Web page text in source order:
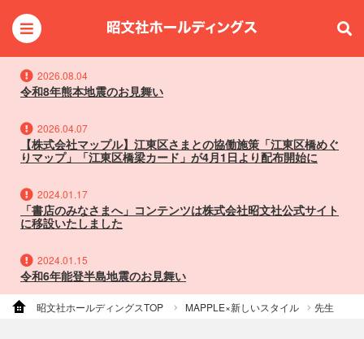
2026.08.04
令和8年熊本地震のお見舞い
2026.04.07
【株式会社マップル】江東区さまとの協働施策「江東区橋めぐ
りマップ」「江東区橋梁カード」が4月1日より配布開始に
2024.01.17
「書店のみなさまへ」コンテンツは株式会社昭文社公式サイト
に移設いたしました
2024.01.15
令和6年能登半島地震のお見舞い
昭文社ホールディングスTOP MAPPLE×新しいスタイル 先生